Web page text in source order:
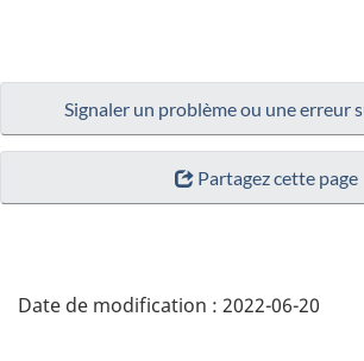
Signaler un problème ou une erreur
Partagez cette page
Date de modification : 2022-06-20